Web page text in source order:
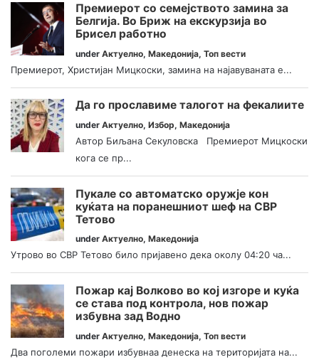
Премиерот со семејството замина за
Белгија. Во Бриж на екскурзија во
Брисел работно
under Актуелно, Македонија, Топ вести
Премиерот, Христијан Мицкоски, замина на најавуваната е...
Да го прославиме талогот на фекалиите
under Актуелно, Избор, Македонија
Автор Биљана Секуловска Премиерот Мицкоски
кога се пр...
Пукале со автоматско оружје кон
куќата на поранешниот шеф на СВР
Тетово
under Актуелно, Македонија
Утрово во СВР Тетово било пријавено дека околу 04:20 ча...
Пожар кај Волково во кој изгоре и куќа
се става под контрола, нов пожар
избувна зад Водно
under Актуелно, Македонија, Топ вести
Два поголеми пожари избувнаа денеска на територијата на...